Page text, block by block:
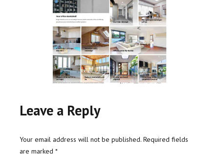
Leave a Reply
Your email address will not be published. Required fields
are marked *